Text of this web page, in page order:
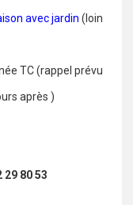
avec jardin (loin
TC (rappel prévu
après )
29 80 53